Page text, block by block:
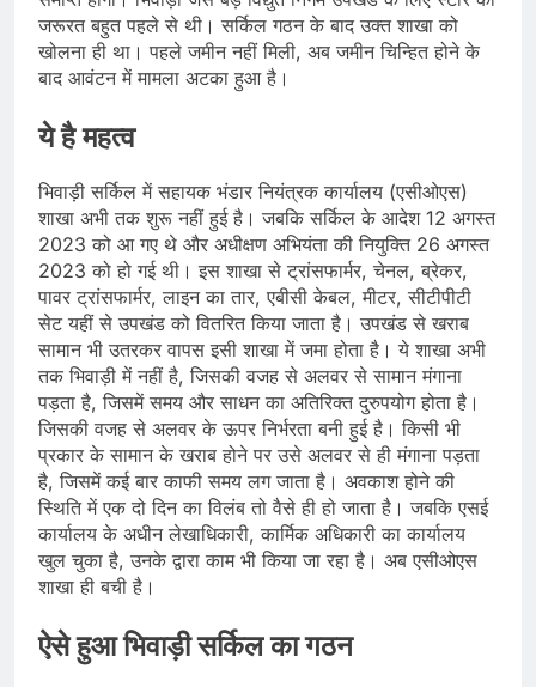
जरूरत बहुत पहले से थी। सर्किल गठन के बाद उक्त शाखा को
खोलना ही था। पहले जमीन नहीं मिली, अब जमीन चिन्हित होने के
बाद आवंटन में मामला अटका हुआ है।
ये है महत्व
भिवाड़ी सर्किल में सहायक भंडार नियंत्रक कार्यालय (एसीओएस)
शाखा अभी तक शुरू नहीं हुई है। जबकि सर्किल के आदेश 12 अगस्त
2023 को आ गए थे और अधीक्षण अभियंता की नियुक्ति 26 अगस्त
2023 को हो गई थी। इस शाखा से ट्रांसफार्मर, चेनल, ब्रेकर,
पावर ट्रांसफार्मर, लाइन का तार, एबीसी केबल, मीटर, सीटीपीटी
सेट यहीं से उपखंड को वितरित किया जाता है। उपखंड से खराब
सामान भी उतरकर वापस इसी शाखा में जमा होता है। ये शाखा अभी
तक भिवाड़ी में नहीं है, जिसकी वजह से अलवर से सामान मंगाना
पड़ता है, जिसमें समय और साधन का अतिरिक्त दुरुपयोग होता है।
जिसकी वजह से अलवर के ऊपर निर्भरता बनी हुई है। किसी भी
प्रकार के सामान के खराब होने पर उसे अलवर से ही मंगाना पड़ता
है, जिसमें कई बार काफी समय लग जाता है। अवकाश होने की
स्थिति में एक दो दिन का विलंब तो वैसे ही हो जाता है। जबकि एसई
कार्यालय के अधीन लेखाधिकारी, कार्मिक अधिकारी का कार्यालय
खुल चुका है, उनके द्वारा काम भी किया जा रहा है। अब एसीओएस
शाखा ही बची है।
ऐसे हुआ भिवाड़ी सर्किल का गठन